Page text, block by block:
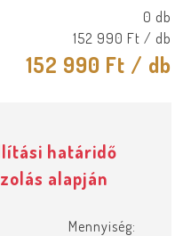
0 db
152 990 Ft / db
152 990 Ft / db
határidő
alapján
Mennyiség: